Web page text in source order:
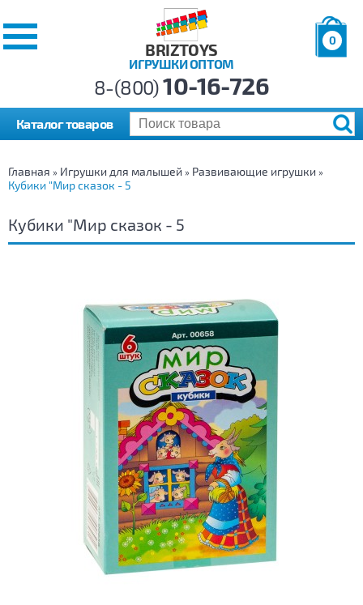
BRIZTOYS
ИГРУШКИ ОПТОМ
0
р.
8-(800)10-16-726
Каталог товаров
Главная » Игрушки для малышей » Развивающие игрушки »
Кубики "Мир сказок - 5
Кубики "Мир сказок - 5